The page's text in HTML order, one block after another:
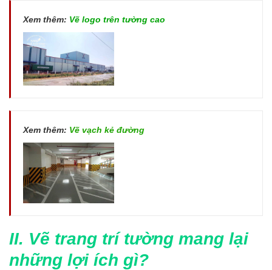
Xem thêm: Vẽ logo trên tường cao
Xem thêm: Vẽ vạch kẻ đường
II. Vẽ trang trí tường mang lại
những lợi ích gì?